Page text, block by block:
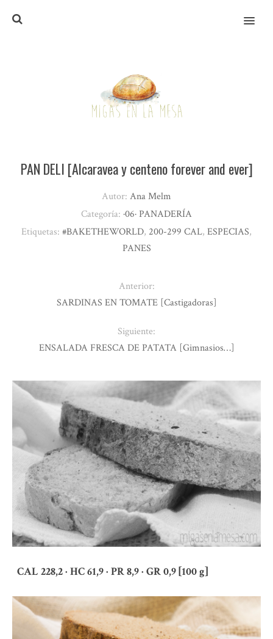
MENU
CAL 228,2 · HC 61,9 · PR 8,9 · GR 0,9 [100 g]
PAN DELI [Alcaravea y centeno forever and ever]
Autor: Ana Melm
Categoría: ·06· PANADERÍA
Etiquetas: #BAKETHEWORLD, 200-299 CAL, ESPECIAS,
PANES
Anterior:
SARDINAS EN TOMATE [Castigadoras]
Siguiente:
ENSALADA FRESCA DE PATATA [Gimnasios…]